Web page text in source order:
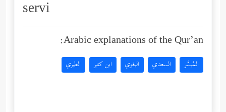
servi
Arabic explanations of the Qur’an:
المُيسَّر السعدي البغوي ابن كثير الطبري